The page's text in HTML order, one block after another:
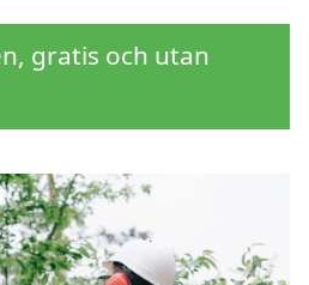
gratis och utan